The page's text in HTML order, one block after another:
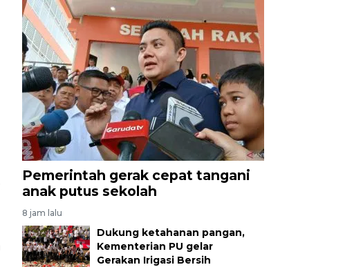
Pemerintah gerak cepat tangani
anak putus sekolah
8 jam lalu
Dukung ketahanan pangan,
Kementerian PU gelar
Gerakan Irigasi Bersih